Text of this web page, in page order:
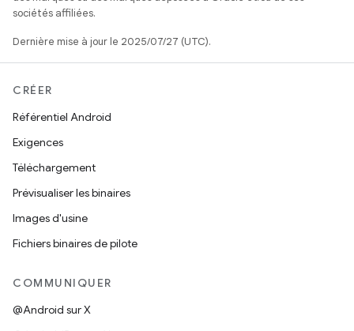
sociétés affiliées.
Dernière mise à jour le 2025/07/27 (UTC).
CRÉER
Référentiel Android
Exigences
Téléchargement
Prévisualiser les binaires
Images d'usine
Fichiers binaires de pilote
COMMUNIQUER
@Android sur X